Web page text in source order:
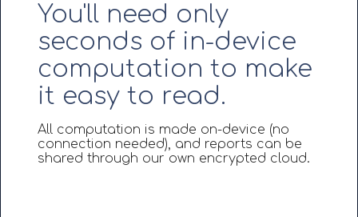
You'll need only
seconds of in-device
computation to make
it easy to read.
All computation is made on-device (no
connection needed), and reports can be
shared through our own encrypted cloud.